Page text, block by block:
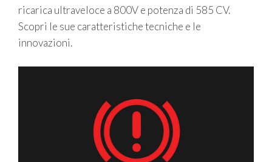
ricarica ultraveloce a 800V e potenza di 585 CV.
Scopri le sue caratteristiche tecniche e le
innovazioni.